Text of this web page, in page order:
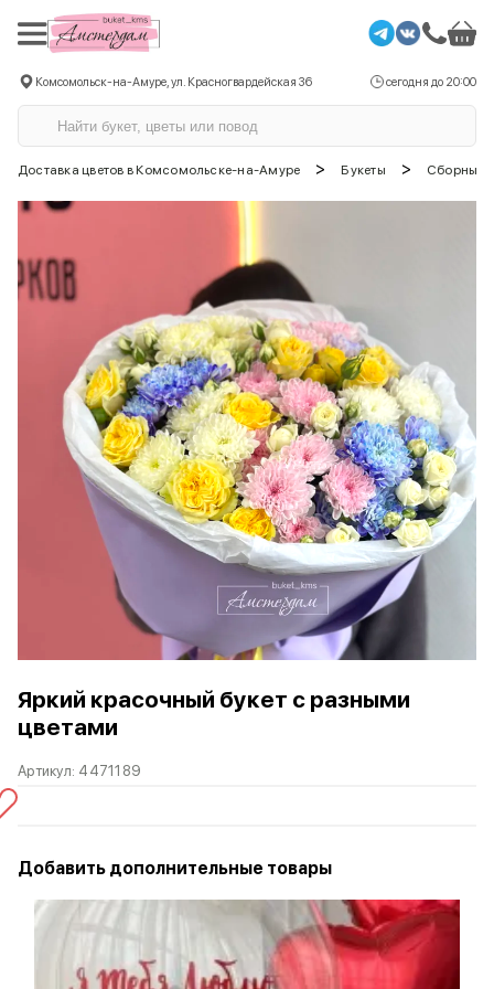
Комсомольск-на-Амуре, ул. Красногвардейская 36 сегодня до 20:00
Доставка цветов в Комсомольске-на-Амуре > Букеты > Сборные
Яркий красочный букет с разными
цветами
Артикул: 4471189
Добавить дополнительные товары